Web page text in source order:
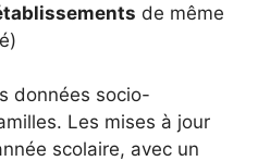
de même
données socio-
Les mises à jour
scolaire, avec un